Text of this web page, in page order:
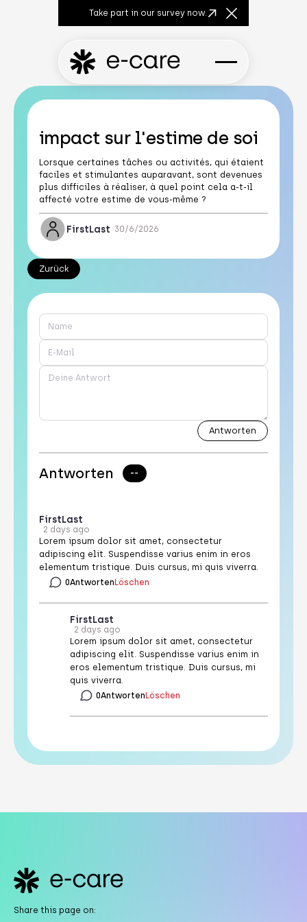
Take part in our survey now.
Close
impact sur l'estime de soi
Lorsque certaines tâches ou activités, qui étaient
faciles et stimulantes auparavant, sont devenues
plus difficiles à réaliser, à quel point cela a-t-il
affecté votre estime de vous-même ?
FirstLast 30/6/2026
Zurück
Antworten --
FirstLast
2 days ago
Lorem ipsum dolor sit amet, consectetur
adipiscing elit. Suspendisse varius enim in eros
elementum tristique. Duis cursus, mi quis viverra.
0AntwortenLöschen
FirstLast
2 days ago
Lorem ipsum dolor sit amet, consectetur
adipiscing elit. Suspendisse varius enim in
eros elementum tristique. Duis cursus, mi
quis viverra.
0AntwortenLöschen
Share this page on: